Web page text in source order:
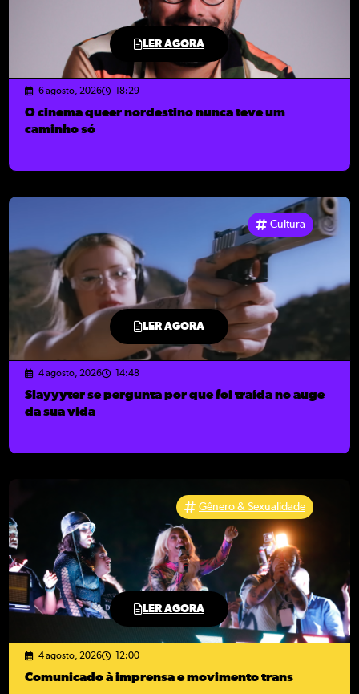
LER AGORA
6 agosto, 2026 18:29
O cinema queer nordestino nunca teve um
caminho só
LER AGORA
Cultura
4 agosto, 2026 14:48
Slayyyter se pergunta por que foi traída no auge
da sua vida
LER AGORA
Gênero & Sexualidade
4 agosto, 2026 12:00
Comunicado à imprensa e movimento trans